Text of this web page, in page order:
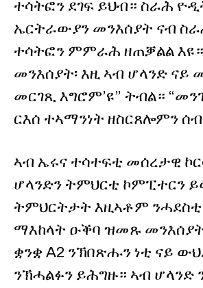
ተሳትፎን ደገፍ ይህብ። ስራሕ
ኤርትራውያን መንእሰያት ናብ
ተሳትፎን ምምራሕ ዘጠቓልል
መንእሰያት፡ እዚ ኣብ ሆላንድ ናይ
መርገጺ እግሮም’ዩ” ትብል።
ርእሰ ተኣማንነት ዘስርጸሎምን
ኣብ ኤሩና ተሳተፍቲ መሰረታዊ
ሆላንድን ትምህርቲ ኮምፒተርን
ትምህርትታት እዚኣቶም ንሓደስቲ
ማእከላት ዑቕባ ዝመጹ
ቋንቋ A2 ንኽበጽሑን ነቲ ናይ
ንኽሓልፉን ይሕግዙ። ኣብ